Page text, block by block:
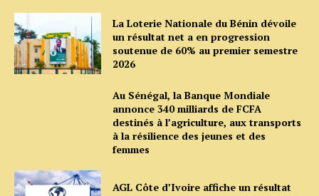
La Loterie Nationale du Bénin dévoile
un résultat net a en progression
soutenue de 60% au premier semestre
2026
Au Sénégal, la Banque Mondiale
annonce 340 milliards de FCFA
destinés à l’agriculture, aux transports
à la résilience des jeunes et des
femmes
AGL Côte d’Ivoire affiche un résultat